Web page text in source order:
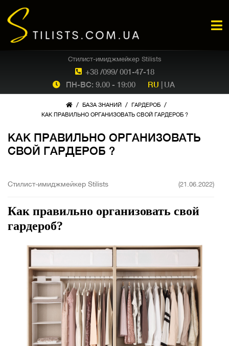
+38 /099/ 001-47-18
Стилист-имиджмейкер Stilists
ПН-ВС: 9.00 - 19:00 RU | UA
/ БАЗА ЗНАНИЙ / ГАРДЕРОБ /
КАК ПРАВИЛЬНО ОРГАНИЗОВАТЬ СВОЙ ГАРДЕРОБ ?
КАК ПРАВИЛЬНО ОРГАНИЗОВАТЬ
СВОЙ ГАРДЕРОБ ?
Стилист-имиджмейкер Stilists (21.06.2022)
Как правильно организовать свой
гардероб?